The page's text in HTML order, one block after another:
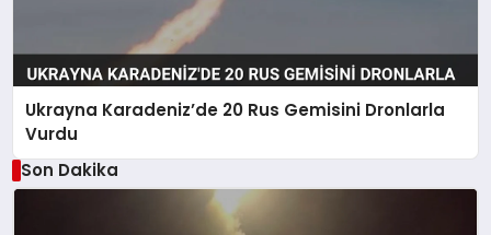
Ukrayna Karadeniz’de 20 Rus Gemisini Dronlarla
Vurdu
Son Dakika